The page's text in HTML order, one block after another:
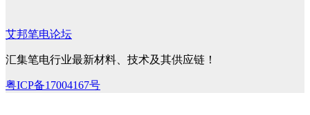
艾邦笔电论坛
汇集笔电行业最新材料、技术及其供应链！
粤ICP备17004167号